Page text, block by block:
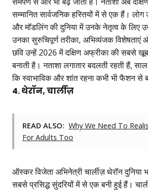
सम्मानित सार्वजनिक हस्तियों में से एक हैं।
और मॉडलिंग की दुनिया में उनके नेतृत्व के लिए
उनका सुरुचिपूर्ण तरीका, अभिव्यंजक
छवि उन्हें 2026 में दक्षिण अफ्रीका की सबसे
बनाती है। नताशा लगातार बदलती रहती हैं,
कि स्वाभाविक और शांत रहना कभी भी फैशन से
4. थेरॉन, चार्लीज़
READ ALSO: Why We Need To
For Adults Too
ऑस्कर विजेता अभिनेत्री चार्लीज़ थेरॉन दुनिया
सबसे प्रसिद्ध सुंदरियों में से एक बनी हुई हैं।